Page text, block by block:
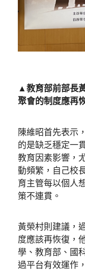
▲教育部前部長
聚會的制度應再
陳維昭首先表示
的是缺乏穩定一
教育因素影響，
動頻繁，自己校
育主管每以個人
策不連貫。
黃榮村則建議，
度應該再恢復，
學、教育部、國
過平台有效運作